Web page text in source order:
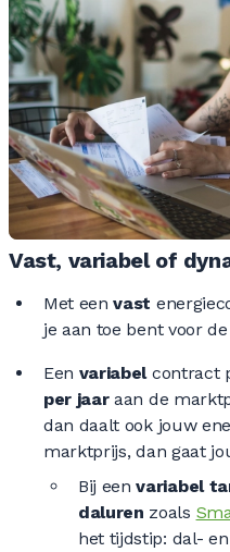
Vast, variabel of
Met eenvast
je aan toe bent voor
Een variabel contract
per jaaraan de
dan daalt ook jouw
marktprijs, dan gaat
Bij een variabel
daluren zoals
het tijdstip: dal-